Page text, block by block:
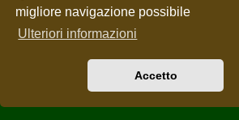
migliore navigazione possibile
Ulteriori informazioni
Accetto